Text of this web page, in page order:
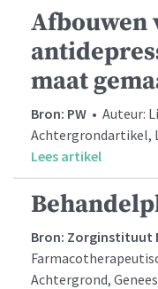
Afbouwen
maat
Bron: PW • Auteur:
Achtergrondartikel,
Lees artikel
Bron: Zorginstituut
Achtergrond,